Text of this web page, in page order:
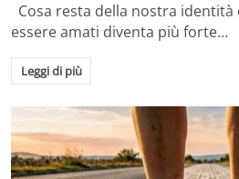
Cosa resta della nostra
essere amati diventa più forte…
Leggi di più